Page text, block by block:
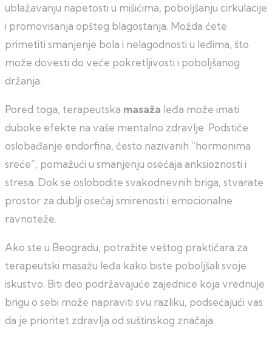
ublažavanju napetosti u mišićima, poboljšanju cirkulacije
i promovisanja opšteg blagostanja. Možda ćete
primetiti smanjenje bola i nelagodnosti u leđima, što
može dovesti do veće pokretljivosti i poboljšanog
držanja.
Pored toga, terapeutska masaža leđa može imati
duboke efekte na vaše mentalno zdravlje. Podstiče
oslobađanje endorfina, često nazivanih “hormonima
sreće”, pomažući u smanjenju osećaja anksioznosti i
stresa. Dok se oslobodite svakodnevnih briga, stvarate
prostor za dublji osećaj smirenosti i emocionalne
ravnoteže.
Ako ste u Beogradu, potražite veštog praktičara za
terapeutski masažu leđa kako biste poboljšali svoje
iskustvo. Biti deo podržavajuće zajednice koja vrednuje
brigu o sebi može napraviti svu razliku, podsećajući vas
da je prioritet zdravlja od suštinskog značaja.